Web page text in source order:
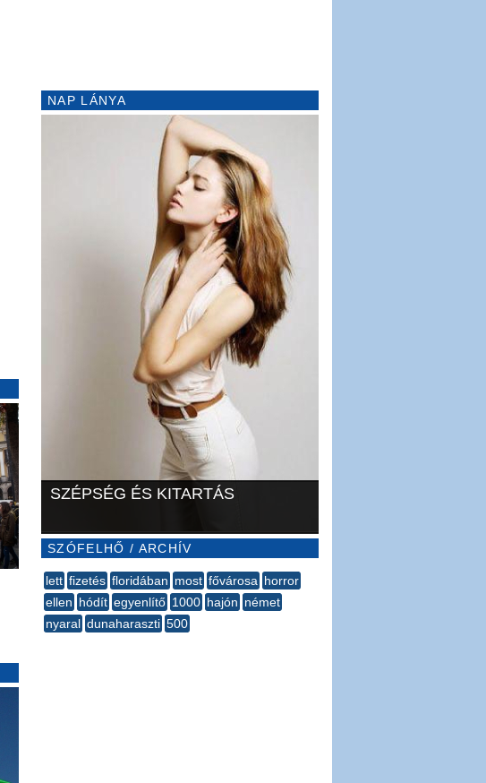
NAP LÁNYA
SZÉPSÉG ÉS KITARTÁS
SZÓFELHŐ / ARCHÍV
lett fizetés floridában most fővárosa horror
ellen hódít egyenlítő 1000 hajón német
nyaral ​dunaharaszti 500